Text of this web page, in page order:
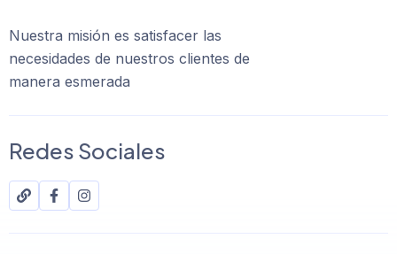
Nuestra misión es satisfacer las
necesidades de nuestros clientes de
manera esmerada
Redes Sociales